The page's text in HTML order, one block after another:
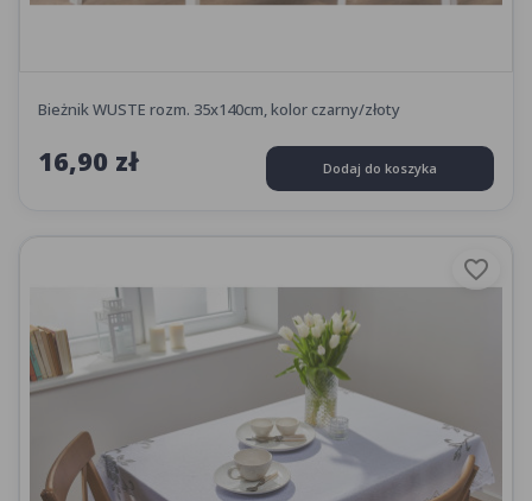
Bieżnik WUSTE rozm. 35x140cm, kolor czarny/złoty
16,90 zł Dodaj do koszyka
favorite_border